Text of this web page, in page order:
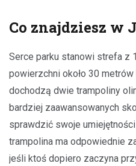
Co znajdziesz w
Serce parku stanowi strefa z
powierzchni około 30
dochodzą dwie trampoliny
bardziej zaawansowanych
sprawdzić swoje
trampolina ma odpowiednie
jeśli ktoś dopiero zaczyna